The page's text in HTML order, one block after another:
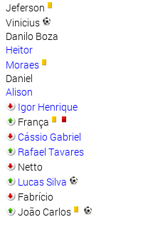
Jeferson
Vinicius
Danilo Boza
Heitor
Moraes
Daniel
Alison
Igor Henrique
França
Cássio Gabriel
Rafael Tavares
Netto
Lucas Silva
Fabrício
João Carlos